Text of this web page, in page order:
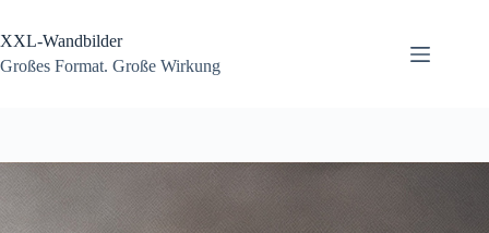
springen
XXL-Wandbilder
Großes Format. Große Wirkung